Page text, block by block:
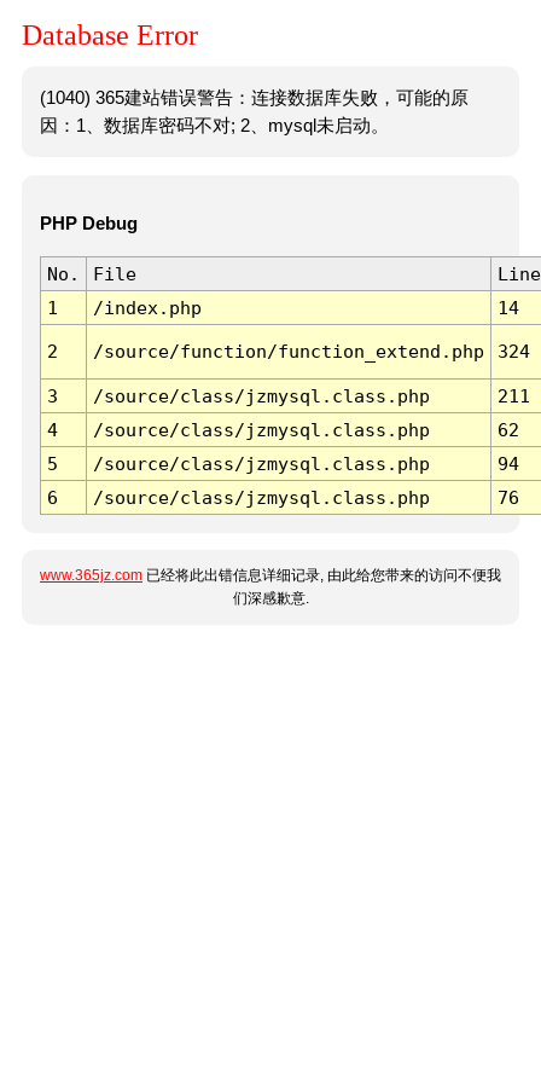
Database Error
(1040) 365建站错误警告：连接数据库失败，可能的原
因：1、数据库密码不对; 2、mysql未启动。
PHP Debug
No. File
Line
1
/index.php 14
2 /source/function/function_extend.php 324
3 /source/class/jzmysql.class.php
211
4
/source/class/jzmysql.class.php
62
5
/source/class/jzmysql.class.php
94
6
/source/class/jzmysql.class.php 76
www.365jz.com 已经将此出错信息详细记录, 由此给您带来的访问不便我
们深感歉意.